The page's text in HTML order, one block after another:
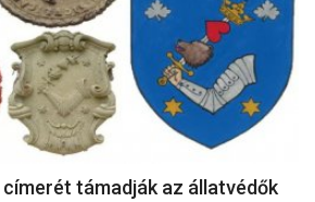
támadják az állatvédők